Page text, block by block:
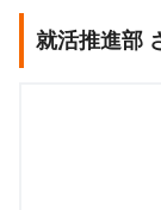
就活推進部